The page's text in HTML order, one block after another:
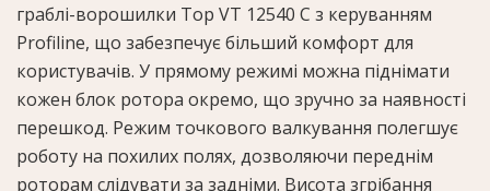
граблі-ворошилки Top VT 12540 C з керуванням
Profiline, що забезпечує більший комфорт для
користувачів. У прямому режимі можна піднімати
кожен блок ротора окремо, що зручно за наявності
перешкод. Режим точкового валкування полегшує
роботу на похилих полях, дозволяючи переднім
роторам слідувати за задніми. Висота згрібання